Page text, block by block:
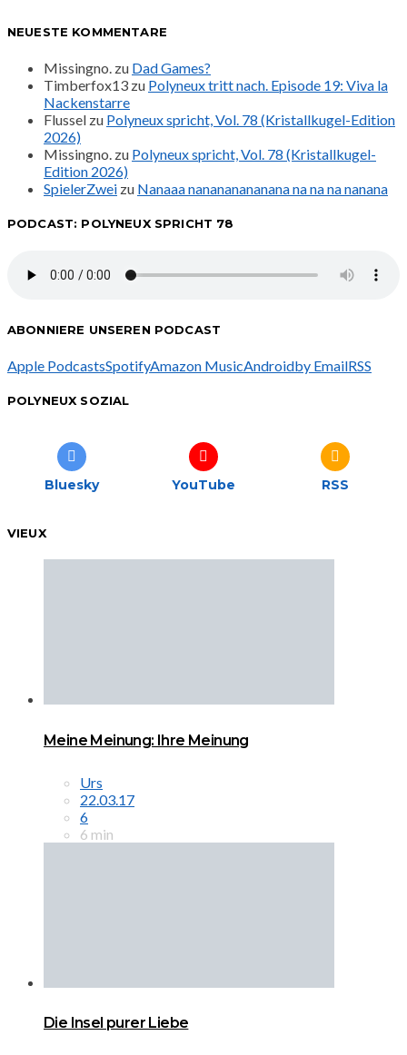
NEUESTE KOMMENTARE
Missingno. zu Dad Games?
Timberfox13 zu Polyneux tritt nach. Episode 19: Viva la
Nackenstarre
Flussel zu Polyneux spricht, Vol. 78 (Kristallkugel-Edition
2026)
Missingno. zu Polyneux spricht, Vol. 78 (Kristallkugel-
Edition 2026)
SpielerZwei zu Nanaaa nanananananana na na na nanana
PODCAST: POLYNEUX SPRICHT 78
ABONNIERE UNSEREN PODCAST
Apple PodcastsSpotifyAmazon MusicAndroidby EmailRSS
POLYNEUX SOZIAL
Bluesky YouTube RSS
VIEUX
Meine Meinung: Ihre Meinung
Urs
22.03.17
6
6 min
Die Insel purer Liebe